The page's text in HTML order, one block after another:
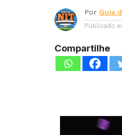
Por Guia
Publicado
Compartilhe